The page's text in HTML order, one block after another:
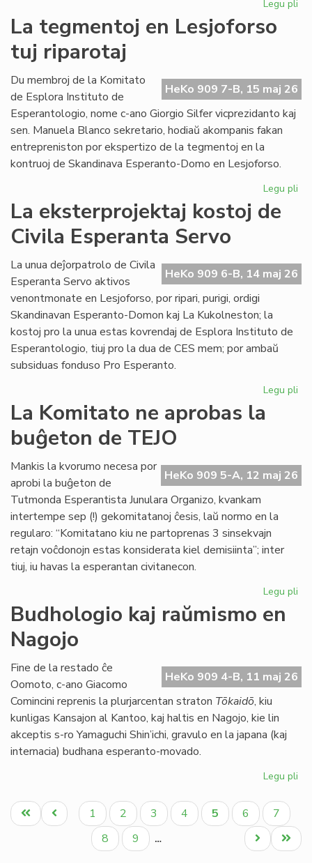
Legu pli
de
La tegmentoj en Lesjoforso
tuj riparotaj
HeKo 909 7-B, 15 maj 26
Du membroj de la Komitato
de Esplora Instituto de
Esperantologio, nome c-ano Giorgio Silfer vicprezidanto kaj
sen. Manuela Blanco sekretario, hodiaŭ akompanis fakan
entrepreniston por ekspertizo de la tegmentoj en la
kontruoj de Skandinava Esperanto-Domo en Lesjoforso.
Legu pli
tuj
La eksterprojektaj kostoj de
Civila Esperanta Servo
HeKo 909 6-B, 14 maj 26
La unua deĵorpatrolo de Civila
Esperanta Servo aktivos
venontmonate en Lesjoforso, por ripari, purigi, ordigi
Skandinavan Esperanto-Domon kaj La Kukolneston; la
kostoj pro la unua estas kovrendaj de Esplora Instituto de
Esperantologio, tiuj pro la dua de CES mem; por ambaŭ
subsiduas fonduso Pro Esperanto.
Legu pli
La Komitato ne aprobas la
buĝeton de TEJO
HeKo 909 5-A, 12 maj 26
Mankis la kvorumo necesa por
aprobi la buĝeton de
Tutmonda Esperantista Junulara Organizo, kvankam
intertempe sep (!) gekomitatanoj ĉesis, laŭ normo en la
regularo: “Komitatano kiu ne partoprenas 3 sinsekvajn
retajn voĉdonojn estas konsiderata kiel demisiinta”; inter
tiuj, iu havas la esperantan civitanecon.
Legu pli
la
Budhologio kaj raŭmismo en
Nagojo
HeKo 909 4-B, 11 maj 26
Fine de la restado ĉe
Oomoto, c-ano Giacomo
Comincini reprenis la plurjarcentan straton Tōkaidō, kiu
kunligas Kansajon al Kantoo, kaj haltis en Nagojo, kie lin
akceptis s-ro Yamaguchi Shin’ichi, gravulo en la japana (kaj
internacia) budhana esperanto-movado.
Legu pli
en
Pagination
Unua
paĝo
Antaŭa
paĝo
Paĝo
1 Paĝo
2 Paĝo
3 Paĝo
4
Aktuala
paĝo
5 Paĝo
6 Paĝo
7
Paĝo
8 Paĝo
9 …
Last
page
Next
page